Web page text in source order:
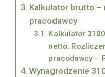
Kalkulator brutto
pracodawcy
Kalkulator
netto.
pracodawcy –
Wynagrodzenie